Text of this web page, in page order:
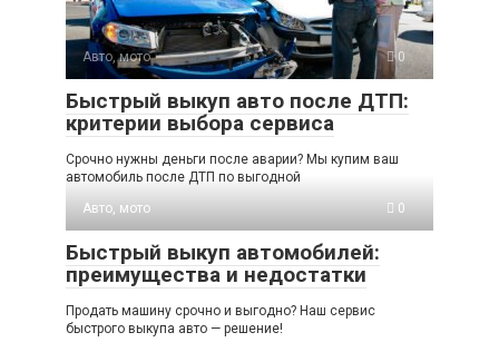
Авто, мото 0
Быстрый выкуп авто после ДТП:
критерии выбора сервиса
Срочно нужны деньги после аварии? Мы купим ваш
автомобиль после ДТП по выгодной
Авто, мото
0
Быстрый выкуп автомобилей:
преимущества и недостатки
Продать машину срочно и выгодно? Наш сервис
быстрого выкупа авто — решение!